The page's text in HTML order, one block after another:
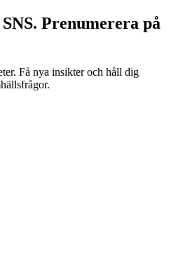
Prenumerera på
Få nya insikter och håll dig